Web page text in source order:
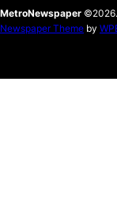
MetroNewspaper
Newspaper Theme by